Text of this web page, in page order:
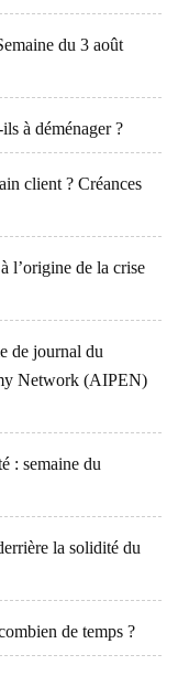
du 3 août
à déménager ?
client ? Créances
l’origine de la crise
de journal du
Network (AIPEN)
: semaine du
la solidité du
de temps ?